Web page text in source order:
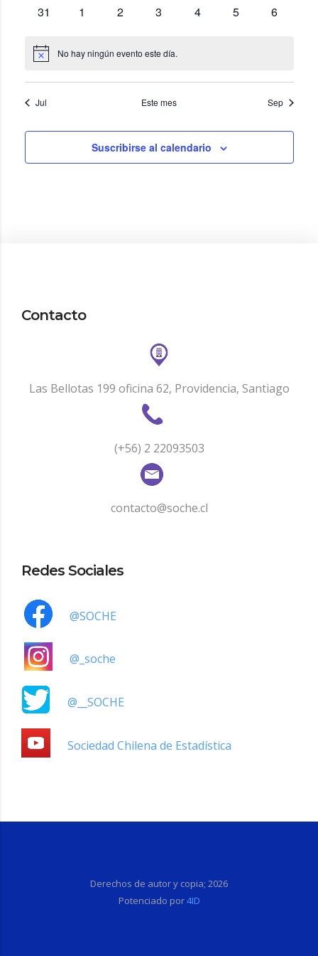
0
31
0
1
0
2
0
3
0
4
0
5
0
6
Aviso No hay ningún evento este día.
Jul Este mes Sep
Suscribirse al calendario
Contacto
Las Bellotas 199 oficina 62, Providencia, Santiago
(+56) 2 22093503
contacto@soche.cl
Redes Sociales
@SOCHE
@_soche
@__SOCHE
Sociedad Chilena de Estadística
Derechos de autor y copia; 2026
Potenciado por4ID